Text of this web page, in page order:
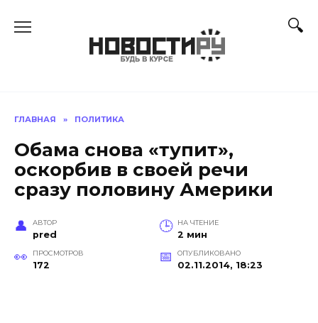
ГЛАВНАЯ » ПОЛИТИКА
Обама снова «тупит»,
оскорбив в своей речи
сразу половину Америки
АВТОР
pred
НА ЧТЕНИЕ
2 мин
ПРОСМОТРОВ
172
ОПУБЛИКОВАНО
02.11.2014, 18:23